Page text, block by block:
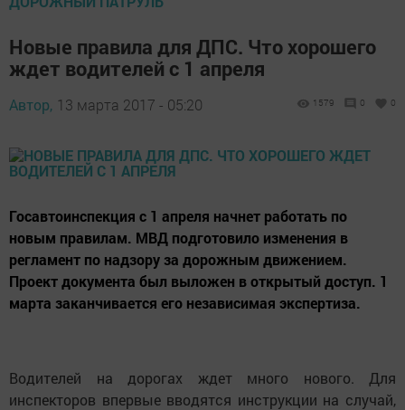
Новые правила для ДПС. Что хорошего
ждет водителей с 1 апреля
Автор, 13 марта 2017 - 05:20 1579 0 0
Госавтоинспекция с 1 апреля начнет работать по
новым правилам. МВД подготовило изменения в
регламент по надзору за дорожным движением.
Проект документа был выложен в открытый доступ. 1
марта заканчивается его независимая экспертиза.
Водителей на дорогах ждет много нового. Для
инспекторов впервые вводятся инструкции на случай,